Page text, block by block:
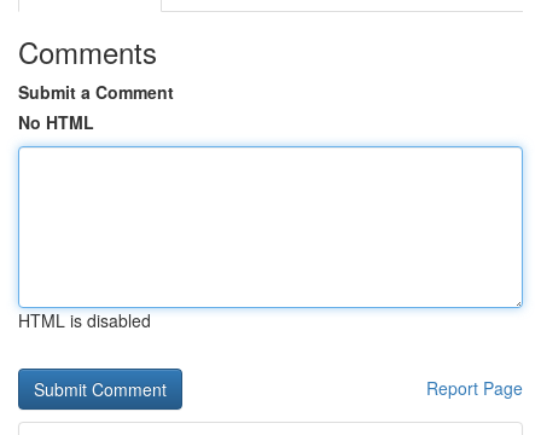
Comments
Submit a Comment
No HTML
HTML is disabled
Report Page